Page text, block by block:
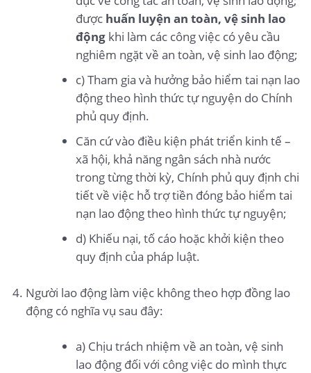
được huấn luyện an toàn, vệ sinh lao
động khi làm các công việc có yêu cầu
nghiêm ngặt về an toàn, vệ sinh lao động;
c) Tham gia và hưởng bảo hiểm tai nạn lao
động theo hình thức tự nguyện do Chính
phủ quy định.
Căn cứ vào điều kiện phát triển kinh tế –
xã hội, khả năng ngân sách nhà nước
trong từng thời kỳ, Chính phủ quy định chi
tiết về việc hỗ trợ tiền đóng bảo hiểm tai
nạn lao động theo hình thức tự nguyện;
d) Khiếu nại, tố cáo hoặc khởi kiện theo
quy định của pháp luật.
Người lao động làm việc không theo hợp đồng lao
động có nghĩa vụ sau đây:
a) Chịu trách nhiệm về an toàn, vệ sinh
lao động đối với công việc do mình thực